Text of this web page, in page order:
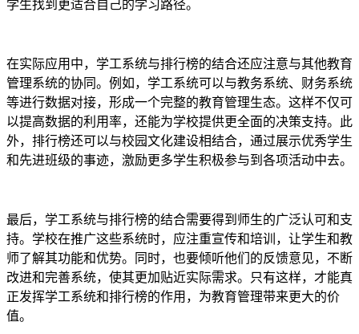
学生找到更适合自己的学习路径。
在实际应用中，学工系统与排行榜的结合还应注意与其他教育
管理系统的协同。例如，学工系统可以与教务系统、财务系统
等进行数据对接，形成一个完整的教育管理生态。这样不仅可
以提高数据的利用率，还能为学校提供更全面的决策支持。此
外，排行榜还可以与校园文化建设相结合，通过展示优秀学生
和先进班级的事迹，激励更多学生积极参与到各项活动中去。
最后，学工系统与排行榜的结合需要得到师生的广泛认可和支
持。学校在推广这些系统时，应注重宣传和培训，让学生和教
师了解其功能和优势。同时，也要倾听他们的反馈意见，不断
改进和完善系统，使其更加贴近实际需求。只有这样，才能真
正发挥学工系统和排行榜的作用，为教育管理带来更大的价
值。